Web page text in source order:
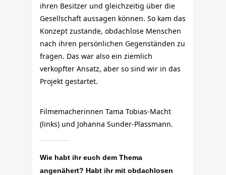
ihren Besitzer und gleichzeitig über die
Gesellschaft aussagen können. So kam das
Konzept zustande, obdachlose Menschen
nach ihren persönlichen Gegenständen zu
fragen. Das war also ein ziemlich
verkopfter Ansatz, aber so sind wir in das
Projekt gestartet.
Filmemacherinnen Tama Tobias-Macht
(links) und Johanna Sunder-Plassmann.
Wie habt ihr euch dem Thema
angenähert? Habt ihr mit obdachlosen